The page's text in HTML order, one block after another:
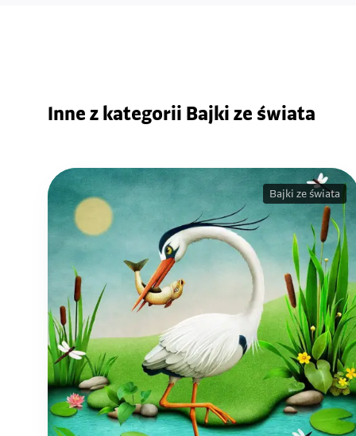
Inne z kategorii Bajki ze świata
Bajki ze świata